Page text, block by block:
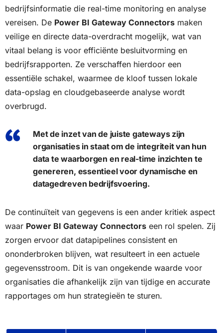
bedrijfsinformatie die real-time monitoring en analyse
vereisen. De Power BI Gateway Connectors maken
veilige en directe data-overdracht mogelijk, wat van
vitaal belang is voor efficiënte besluitvorming en
bedrijfsrapporten. Ze verschaffen hierdoor een
essentiële schakel, waarmee de kloof tussen lokale
data-opslag en cloudgebaseerde analyse wordt
overbrugd.
Met de inzet van de juiste gateways zijn
organisaties in staat om de integriteit van hun
data te waarborgen en real-time inzichten te
genereren, essentieel voor dynamische en
datagedreven bedrijfsvoering.
De continuïteit van gegevens is een ander kritiek aspect
waar Power BI Gateway Connectors een rol spelen. Zij
zorgen ervoor dat datapipelines consistent en
ononderbroken blijven, wat resulteert in een actuele
gegevensstroom. Dit is van ongekende waarde voor
organisaties die afhankelijk zijn van tijdige en accurate
rapportages om hun strategieën te sturen.